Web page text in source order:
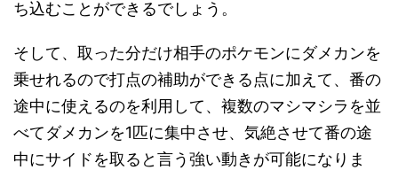
ち込むことができるでしょう。
そして、取った分だけ相手のポケモンにダメカンを
乗せれるので打点の補助ができる点に加えて、番の
途中に使えるのを利用して、複数のマシマシラを並
べてダメカンを1匹に集中させ、気絶させて番の途
中にサイドを取ると言う強い動きが可能になりま